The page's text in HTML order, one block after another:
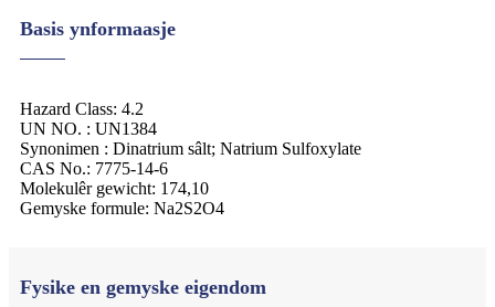
Basis ynformaasje
Hazard Class: 4.2
UN NO. : UN1384
Synonimen : Dinatrium sâlt; Natrium Sulfoxylate
CAS No.: 7775-14-6
Molekulêr gewicht: 174,10
Gemyske formule: Na2S2O4
Fysike en gemyske eigendom